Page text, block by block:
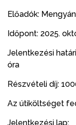
Előadók:
Időpont: 2025.
Jelentkezési
óra
Részvételi díj:
Az útiköltséget
Jelentkezési lap: